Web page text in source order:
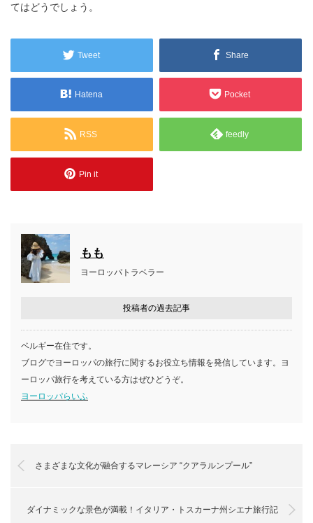
てはどうでしょう。
Tweet Share
Hatena Pocket
RSS feedly
Pin it
もも
ヨーロッパトラベラー
投稿者の過去記事
ベルギー在住です。
ブログでヨーロッパの旅行に関するお役立ち情報を発信しています。ヨ
ーロッパ旅行を考えている方はぜひどうぞ。
ヨーロッパらいふ
さまざまな文化が融合するマレーシア “クアラルンプール”
ダイナミックな景色が満載！イタリア・トスカーナ州シエナ旅行記